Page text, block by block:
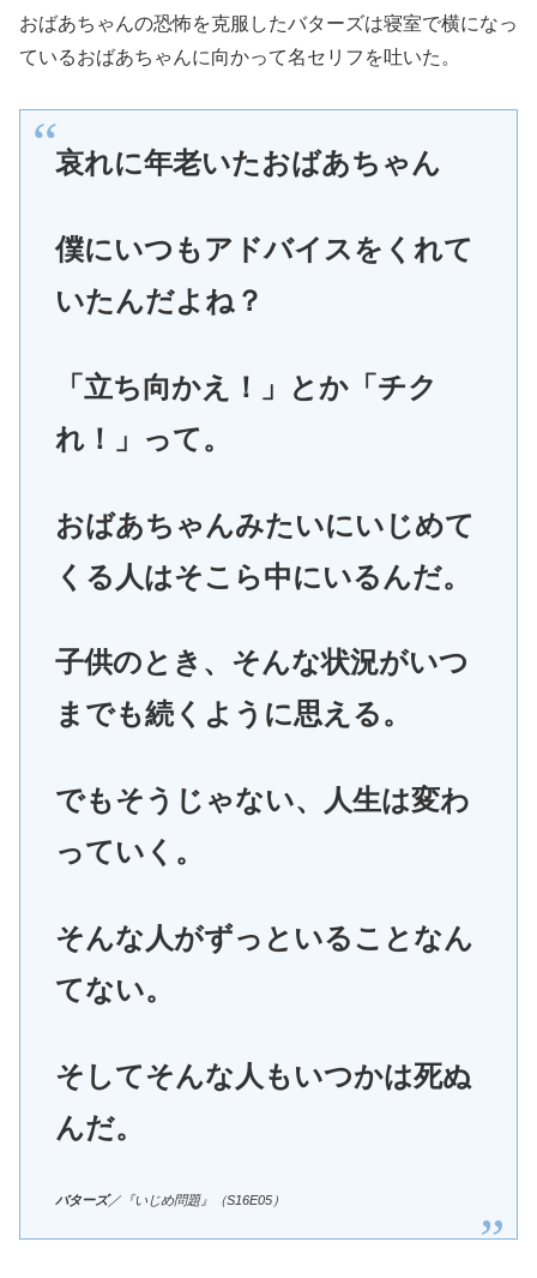
おばあちゃんの恐怖を克服したバターズは寝室で横になっ
ているおばあちゃんに向かって名セリフを吐いた。
哀れに年老いたおばあちゃん
僕にいつもアドバイスをくれて
いたんだよね？
「立ち向かえ！」とか「チク
れ！」って。
おばあちゃんみたいにいじめて
くる人はそこら中にいるんだ。
子供のとき、そんな状況がいつ
までも続くように思える。
でもそうじゃない、人生は変わ
っていく。
そんな人がずっといることなん
てない。
そしてそんな人もいつかは死ぬ
んだ。
バターズ／『いじめ問題』（S16E05）